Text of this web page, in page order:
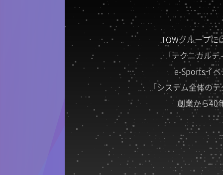
TOWグループに
「テクニカルデ
e-Sportsイ
「システム全体の
創業から40